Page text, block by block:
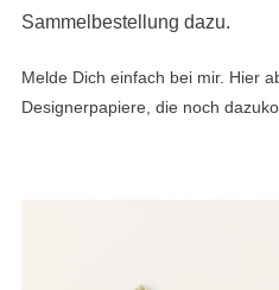
Sammelbestellung dazu.
Melde Dich einfach bei mir. Hier
Designerpapiere, die noch